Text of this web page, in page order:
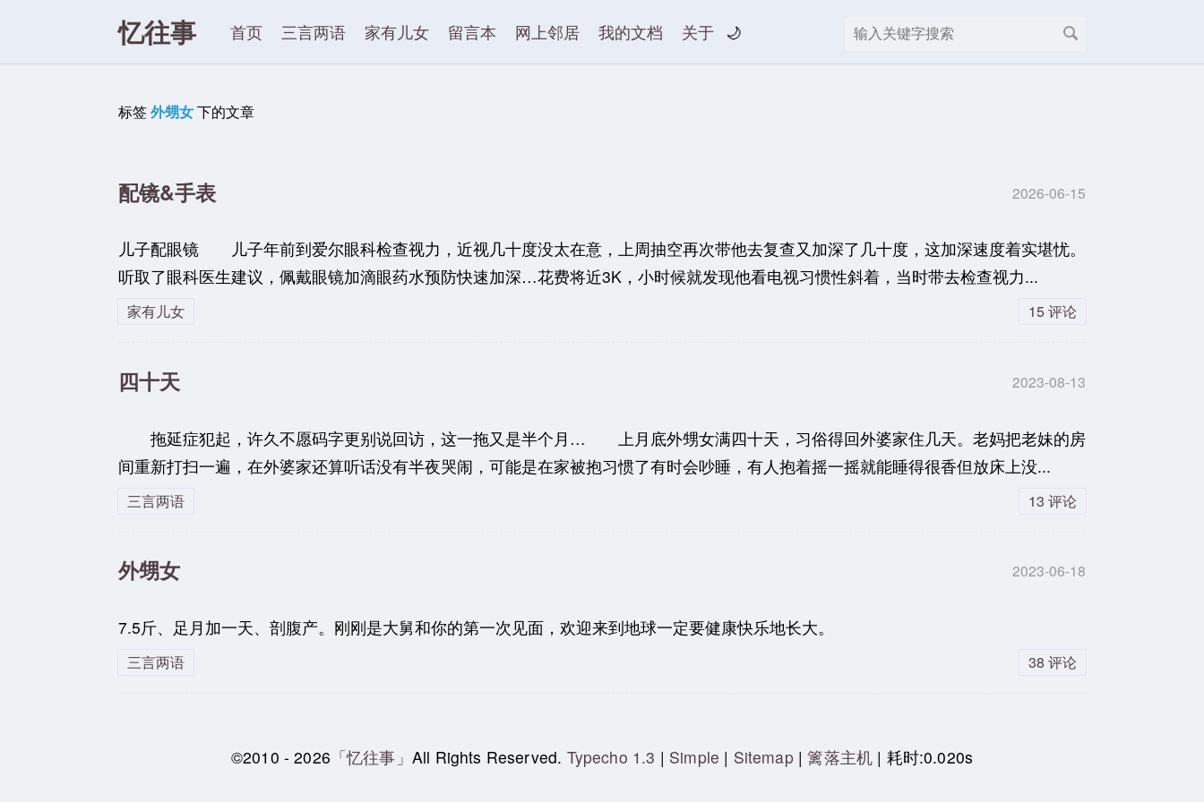
忆往事 首页 三言两语 家有儿女 留言本 网上邻居 我的文档 关于 🌙
标签外甥女下的文章
配镜&手表 2026-06-15
儿子配眼镜 儿子年前到爱尔眼科检查视力，近视几十度没太在意，上周抽空再次带他去复查又加深了几十度，这加深速度着实堪忧。
听取了眼科医生建议，佩戴眼镜加滴眼药水预防快速加深…花费将近3K，小时候就发现他看电视习惯性斜着，当时带去检查视力...
家有儿女 15 评论
四十天 2023-08-13
拖延症犯起，许久不愿码字更别说回访，这一拖又是半个月… 上月底外甥女满四十天，习俗得回外婆家住几天。老妈把老妹的房
间重新打扫一遍，在外婆家还算听话没有半夜哭闹，可能是在家被抱习惯了有时会吵睡，有人抱着摇一摇就能睡得很香但放床上没...
三言两语 13 评论
外甥女 2023-06-18
7.5斤、足月加一天、剖腹产。刚刚是大舅和你的第一次见面，欢迎来到地球一定要健康快乐地长大。
三言两语 38 评论
©2010 - 2026 「忆往事」 All Rights Reserved. Typecho 1.3 | Simple | Sitemap |篱落主机 | 耗时:0.020s